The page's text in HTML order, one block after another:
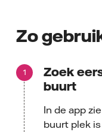
Zo
Zoek
buurt
In de app
buurt plek